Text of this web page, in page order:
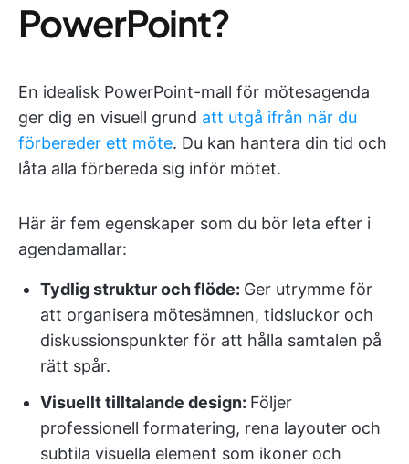
PowerPoint?
En idealisk PowerPoint-mall för mötesagenda
ger dig en visuell grund att utgå ifrån när du
förbereder ett möte. Du kan hantera din tid och
låta alla förbereda sig inför mötet.
Här är fem egenskaper som du bör leta efter i
agendamallar:
Tydlig struktur och flöde: Ger utrymme för
att organisera mötesämnen, tidsluckor och
diskussionspunkter för att hålla samtalen på
rätt spår.
Visuellt tilltalande design: Följer
professionell formatering, rena layouter och
subtila visuella element som ikoner och